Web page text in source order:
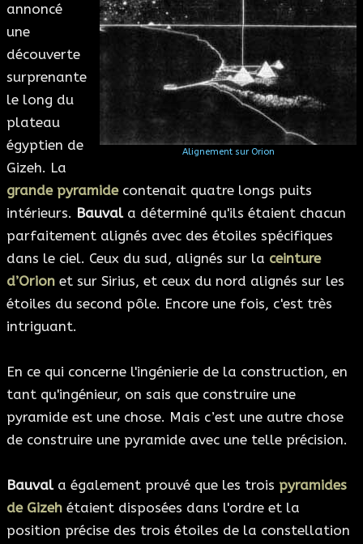
Alignement sur Orion
annoncé
une
découverte
surprenante
le long du
plateau
égyptien de
Gizeh. La
grande pyramidecontenait quatre longs puits
intérieurs. Bauvala déterminé qu'ils étaient chacun
parfaitement alignés avec des étoiles spécifiques
dans le ciel. Ceux du sud, alignés sur la ceinture
d’Orion et sur Sirius, et ceux du nord alignés sur les
étoiles du second pôle. Encore une fois, c'est très
intriguant.
En ce qui concerne l'ingénierie de la construction, en
tant qu'ingénieur, on sais que construire une
pyramide est une chose. Mais c’est une autre chose
de construire une pyramide avec une telle précision.
Bauvala également prouvé que les trois pyramides
de Gizeh étaient disposées dans l'ordre et la
position précise des trois étoiles de la constellation